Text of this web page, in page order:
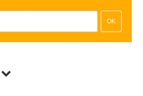
OK